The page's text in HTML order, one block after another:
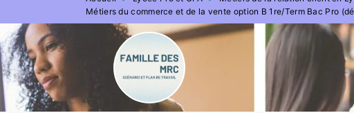
Métiers du commerce et de la vente option B 1re/Term Bac Pro